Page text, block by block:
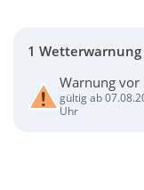
1
Warnung vor
gültig ab
Uhr